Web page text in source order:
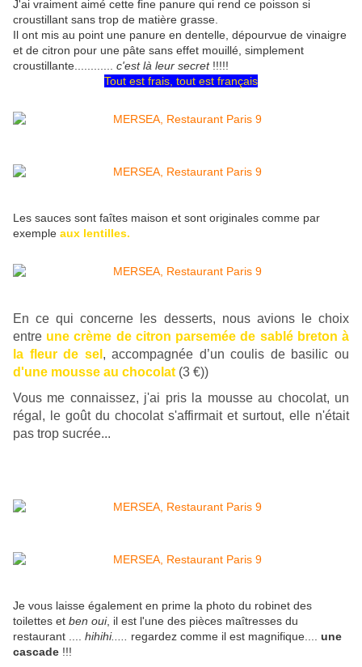
J'ai vraiment aimé cette fine panure qui rend ce poisson si
croustillant sans trop de matière grasse.
Il ont mis au point une panure en dentelle, dépourvue de vinaigre
et de citron pour une pâte sans effet mouillé, simplement
croustillante............ c'est là leur secret !!!!!
Tout est frais, tout est français
Les sauces sont faîtes maison et sont originales comme par
exemple aux lentilles.
En ce qui concerne les desserts, nous avions le choix
entre une crème de citron parsemée de sablé breton à
la fleur de sel , accompagnée d’un coulis de basilic ou
d'une mousse au chocolat (3 €))
Vous me connaissez, j'ai pris la mousse au chocolat, un
régal, le goût du chocolat s'affirmait et surtout, elle n'était
pas trop sucrée...
Je vous laisse également en prime la photo du robinet des
toilettes et ben oui, il est l'une des pièces maîtresses du
restaurant .... hihihi..... regardez comme il est magnifique.... une
cascade !!!